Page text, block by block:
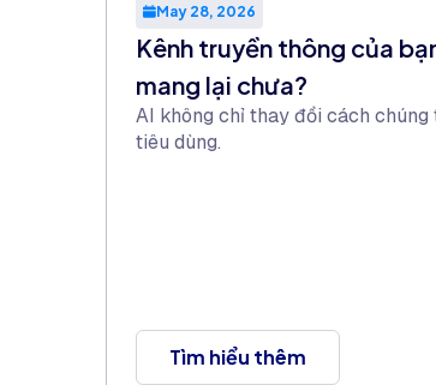
May 28, 2026
Kênh truyền thông của
mang lại chưa?
AI không chỉ thay đổi cách
tiêu dùng.
Tìm hiểu thêm